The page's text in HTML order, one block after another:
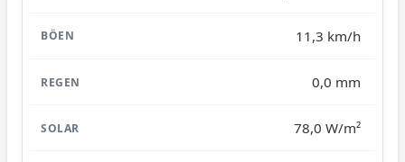
11,3 km/h
0,0 mm
78,0 W/m²